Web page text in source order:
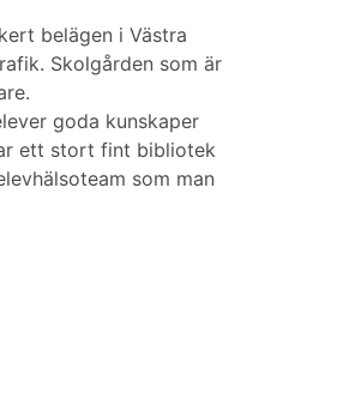
belägen i Västra
Skolgården som är
goda kunskaper
ett stort fint bibliotek
som man